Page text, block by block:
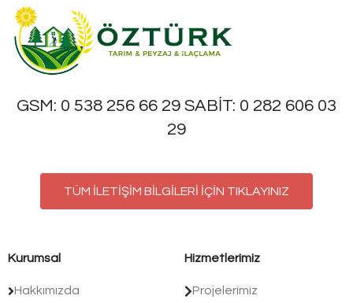
GSM: 0 538 256 66 29 SABİT: 0 282 606 03
29
TÜM İLETİŞİM BİLGİLERİ İÇİN TIKLAYINIZ
Kurumsal
Hakkımızda
Hizmetlerimiz
Projelerimiz